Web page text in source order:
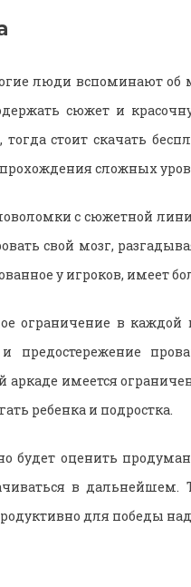
люди вспоминают
сюжет и
стоит скачать
сложных
с сюжетной
свой мозг,
у игроков, имеет
ограничение в каждой
предостережение
имеется
ребенка и подростка.
будет оценить
в дальнейшем.
для победы